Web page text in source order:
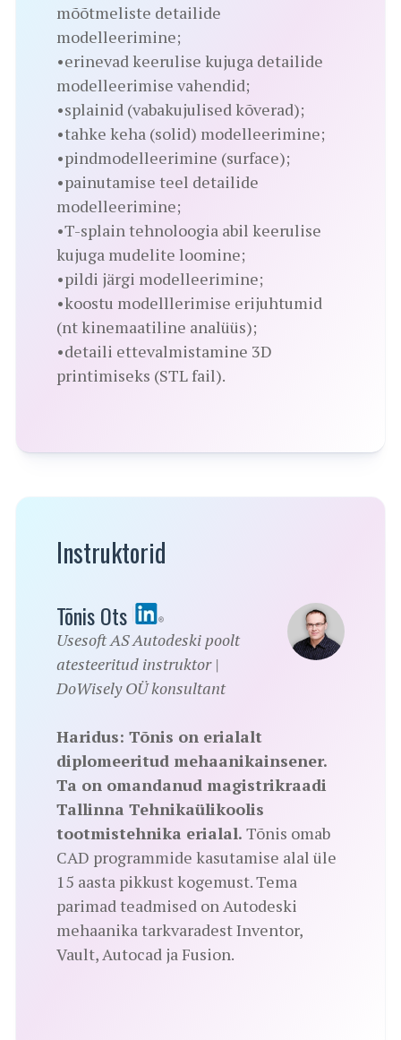
mõõtmeliste detailide
modelleerimine;
•erinevad keerulise kujuga detailide
modelleerimise vahendid;
•splainid (vabakujulised kõverad);
•tahke keha (solid) modelleerimine;
•pindmodelleerimine (surface);
•painutamise teel detailide
modelleerimine;
•T-splain tehnoloogia abil keerulise
kujuga mudelite loomine;
•pildi järgi modelleerimine;
•koostu modelllerimise erijuhtumid
(nt kinemaatiline analüüs);
•detaili ettevalmistamine 3D
printimiseks (STL fail).
Instruktorid
Tõnis Ots
Usesoft AS Autodeski poolt
atesteeritud instruktor |
DoWisely OÜ konsultant
Haridus: Tõnis on erialalt
diplomeeritud mehaanikainsener.
Ta on omandanud magistrikraadi
Tallinna Tehnikaülikoolis
tootmistehnika erialal. Tõnis omab
CAD programmide kasutamise alal üle
15 aasta pikkust kogemust. Tema
parimad teadmised on Autodeski
mehaanika tarkvaradest Inventor,
Vault, Autocad ja Fusion.